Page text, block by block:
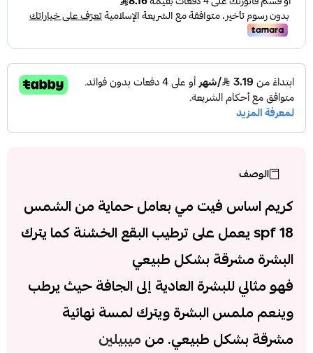
الوصف
كريم اساس فيت مي بعامل حماية من الشمس
18 spf
يعمل على ترطيب البقع الخشنة كما يترك
البشرة مشرقة بشكل طبيعي
فهو مثالي للبشرة العادية إلى الجافة حيث يرطب
وينعم ملمس البشرة ويترك لمسة نهائية
مشرقة بشكل طبيعي. منميبيلين